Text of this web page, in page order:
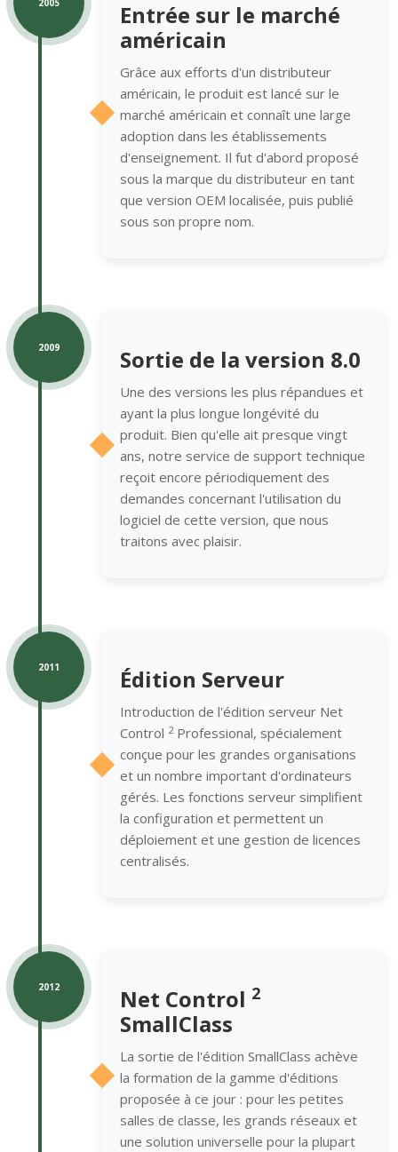
2005
Entrée sur le marché
américain
Grâce aux efforts d'un distributeur
américain, le produit est lancé sur le
marché américain et connaît une large
adoption dans les établissements
d'enseignement. Il fut d'abord proposé
sous la marque du distributeur en tant
que version OEM localisée, puis publié
sous son propre nom.
2009 Sortie de la version 8.0
Une des versions les plus répandues et
ayant la plus longue longévité du
produit. Bien qu'elle ait presque vingt
ans, notre service de support technique
reçoit encore périodiquement des
demandes concernant l'utilisation du
logiciel de cette version, que nous
traitons avec plaisir.
2011 Édition Serveur
Introduction de l'édition serveur Net
Control 2Professional, spécialement
conçue pour les grandes organisations
et un nombre important d'ordinateurs
gérés. Les fonctions serveur simplifient
la configuration et permettent un
déploiement et une gestion de licences
centralisés.
2012 Net Control 2
SmallClass
La sortie de l'édition SmallClass achève
la formation de la gamme d'éditions
proposée à ce jour : pour les petites
salles de classe, les grands réseaux et
une solution universelle pour la plupart